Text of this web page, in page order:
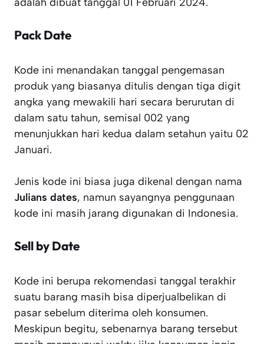
adalah dibuat tanggal 01 Februari 2024.
Pack Date
Kode ini menandakan tanggal pengemasan
produk yang biasanya ditulis dengan tiga digit
angka yang mewakili hari secara berurutan di
dalam satu tahun, semisal 002 yang
menunjukkan hari kedua dalam setahun yaitu 02
Januari.
Jenis kode ini biasa juga dikenal dengan nama
Julians dates, namun sayangnya penggunaan
kode ini masih jarang digunakan di Indonesia.
Sell by Date
Kode ini berupa rekomendasi tanggal terakhir
suatu barang masih bisa diperjualbelikan di
pasar sebelum diterima oleh konsumen.
Meskipun begitu, sebenarnya barang tersebut